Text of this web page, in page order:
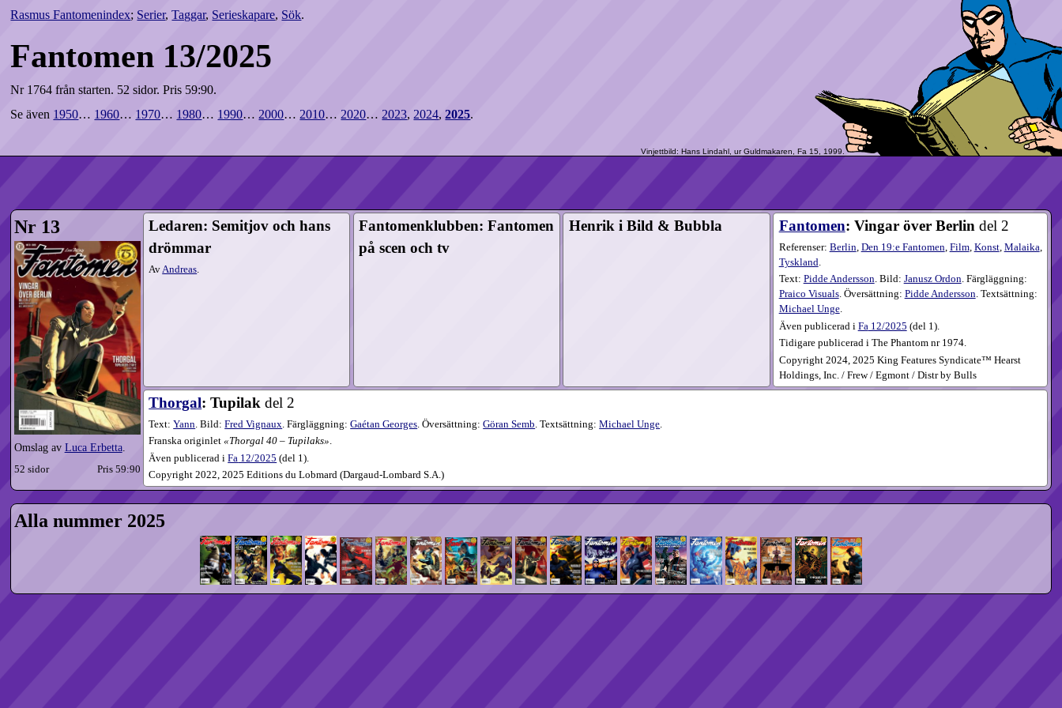
Rasmus Fantomenindex; Serier,Taggar, Serieskapare, Sök.
Fantomen 13/2025
Nr 1764 från starten. 52 sidor. Pris 59:90.
Se även 1950… 1960… 1970… 1980… 1990… 2000… 2010… 2020… 2023, 2024,2025.
Nr 13
Omslag av Luca Erbetta.
52 sidor Pris 59:90
Ledaren: Semitjov och hans
drömmar
Av Andreas
Fantomen­klubben: Fantomen
på scen och tv
Henrik i Bild & Bubbla Fantomen: Vingar över Berlin del 2
Referenser: Berlin Den 19:e Fantomen Film, Konst, Malaika
Tyskland
Text: Pidde Andersson. Bild: Janusz Ordon. Färgläggning:
Praico Visuals. Översättning: Pidde Andersson. Textsättning:
Michael Unge.
Även publicerad i Fa12​/2025 (del 1).
Tidigare publicerad i The Phantom nr 1974.
Copyright 2024, 2025 King Features Syndicate™ Hearst
Holdings, Inc. / Frew / Egmont / Distr by Bulls
Thorgal: Tupilakdel 2
Text:Yann . Bild:Fred Vignaux . Färgläggning:Gaétan Georges . Översättning:Göran Semb . Textsättning:Michael Unge
Franska originlet Thorgal 40 – Tupilaks .
Även publicerad iFa 12​/2025 (del 1).
Copyright 2022, 2025 Editions du Lobmard (Dargaud-Lombard S.A.)
Alla nummer 2025